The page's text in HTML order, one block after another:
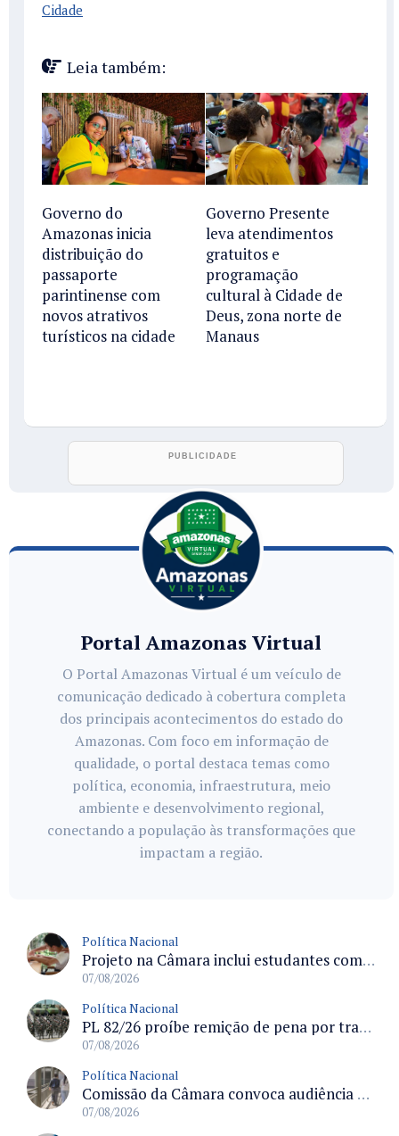
Cidade
Leia também:
Governo do
Amazonas inicia
distribuição do
passaporte
parintinense com
novos atrativos
turísticos na cidade
Governo Presente
leva atendimentos
gratuitos e
programação
cultural à Cidade de
Deus, zona norte de
Manaus
Portal Amazonas Virtual
O Portal Amazonas Virtual é um veículo de
comunicação dedicado à cobertura completa
dos principais acontecimentos do estado do
Amazonas. Com foco em informação de
qualidade, o portal destaca temas como
política, economia, infraestrutura, meio
ambiente e desenvolvimento regional,
conectando a população às transformações que
impactam a região.
Política Nacional
Projeto na Câmara inclui estudantes com deficiência no regime escolar especial da LDB e estabelece critérios para frequência
07/08/2026
Política Nacional
PL 82/26 proíbe remição de pena por trabalho em funções militares para condenados por crimes contra o Estado Democrático de Direito
07/08/2026
Política Nacional
Comissão da Câmara convoca audiência para discutir misoginia nas escolas e universidades após divulgação de listas misóginas
07/08/2026